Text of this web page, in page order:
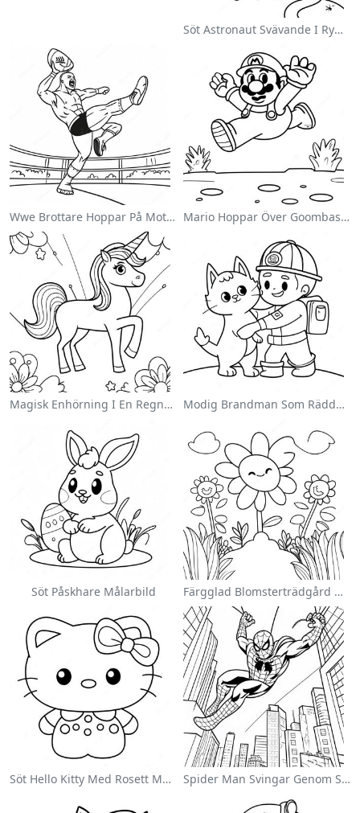
Söt Astronaut Svävande I Rymden Målarbild
Wwe Brottare Hoppar På Motståndare Målarbild Mario Hoppar Över Goombas Målarbild
Magisk Enhörning I En Regnbåge Målarbild Modig Brandman Som Räddar En Katt Målarbild
Söt Påskhare Målarbild Färgglad Blomsterträdgård Målarbild
Söt Hello Kitty Med Rosett Målarbild Spider Man Svingar Genom Staden Målarbild